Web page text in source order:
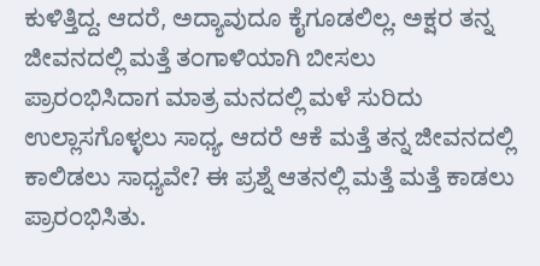
ಕುಳಿತ್ತಿದ್ದ. ಆದರೆ, ಅದ್ಯಾವುದೂ ಕೈಗೂಡಲಿಲ್ಲ. ಅಕ್ಷರ ತನ್ನ
ಜೀವನದಲ್ಲಿ ಮತ್ತೆ ತಂಗಾಳಿಯಾಗಿ ಬೀಸಲು
ಪ್ರಾರಂಭಿಸಿದಾಗ ಮಾತ್ರ ಮನದಲ್ಲಿ ಮಳೆ ಸುರಿದು
ಉಲ್ಲಾಸಗೊಳ್ಳಲು ಸಾಧ್ಯ. ಆದರೆ ಆಕೆ ಮತ್ತೆ ತನ್ನ ಜೀವನದಲ್ಲಿ
ಕಾಲಿಡಲು ಸಾಧ್ಯವೇ? ಈ ಪ್ರಶ್ನೆ ಆತನಲ್ಲಿ ಮತ್ತೆ ಮತ್ತೆ ಕಾಡಲು
ಪ್ರಾರಂಭಿಸಿತು.